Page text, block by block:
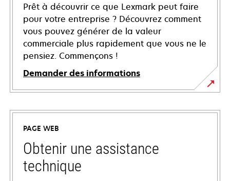
Prêt à découvrir ce que Lexmark peut faire
pour votre entreprise ? Découvrez comment
vous pouvez générer de la valeur
commerciale plus rapidement que vous ne le
pensiez. Commençons !
Demander des informations
PAGE WEB
Obtenir une assistance
technique